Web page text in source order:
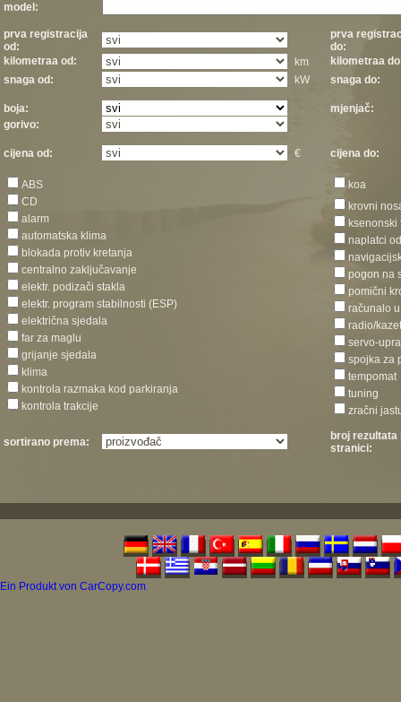
model:
prva registracija
od:
prva
do:
kilometraa od:
km
kilometraa
snaga od:
kW snaga do:
boja:
mjenjač:
gorivo:
cijena od: € cijena do:
ABS
CD
alarm
automatska klima
blokada protiv kretanja
centralno zaključavanje
elektr. podizači stakla
elektr. program stabilnosti (ESP)
električna sjedala
far za maglu
grijanje sjedala
klima
kontrola razmaka kod parkiranja
kontrola trakcije
koa
krovni
ksenonski
naplatci
pogon na
pomični
računalo
radio/
servo-
spojka za
tempomat
tuning
zračni
sortirano prema:
broj rezultata
stranici:
Ein Produkt von CarCopy.com